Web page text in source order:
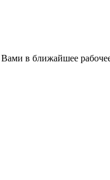
в ближайшее